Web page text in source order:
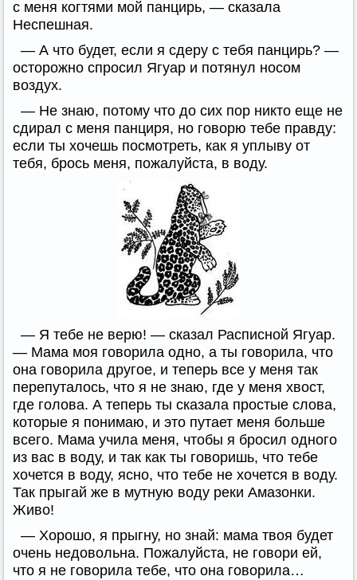
с меня когтями мой панцирь, — сказала
Неспешная.
— А что будет, если я сдеру с тебя панцирь? —
осторожно спросил Ягуар и потянул носом
воздух.
— Не знаю, потому что до сих пор никто еще не
сдирал с меня панциря, но говорю тебе правду:
если ты хочешь посмотреть, как я уплыву от
тебя, брось меня, пожалуйста, в воду.
— Я тебе не верю! — сказал Расписной Ягуар.
— Мама моя говорила одно, а ты говорила, что
она говорила другое, и теперь все у меня так
перепуталось, что я не знаю, где у меня хвост,
где голова. А теперь ты сказала простые слова,
которые я понимаю, и это путает меня больше
всего. Мама учила меня, чтобы я бросил одного
из вас в воду, и так как ты говоришь, что тебе
хочется в воду, ясно, что тебе не хочется в воду.
Так прыгай же в мутную воду реки Амазонки.
Живо!
— Хорошо, я прыгну, но знай: мама твоя будет
очень недовольна. Пожалуйста, не говори ей,
что я не говорила тебе, что она говорила…